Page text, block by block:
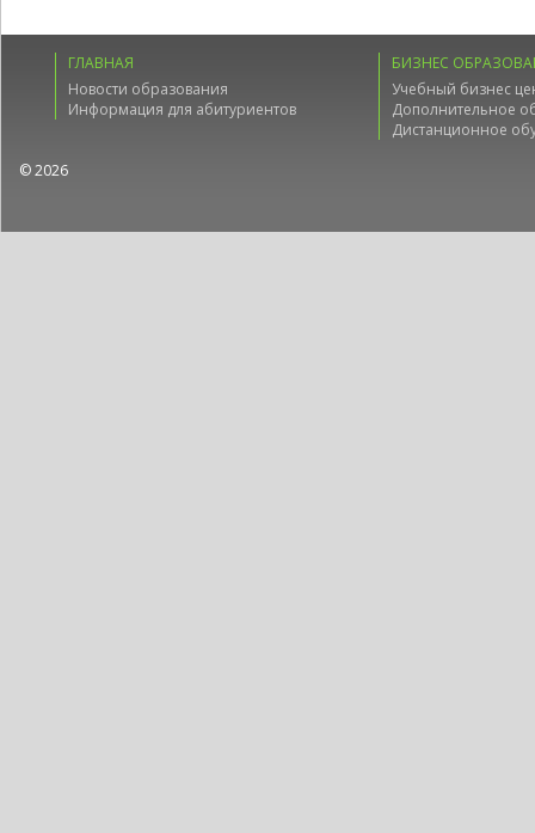
ГЛАВНАЯ
Новости образования
Информация для абитуриентов
БИЗНЕС
Учебный бизнес
Дополнительное
Дистанционное
© 2026